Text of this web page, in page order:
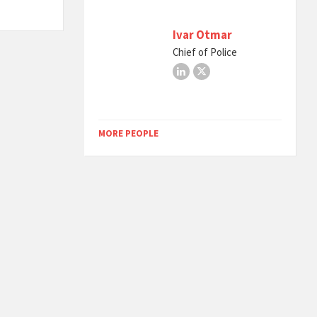
Ivar Otmar
Chief of Police
LinkedIn
X
MORE PEOPLE